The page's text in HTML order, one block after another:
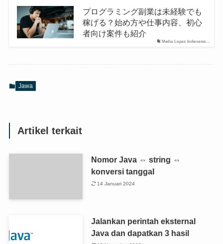
Media Lepas Indieverse…
プログラミング副業は未経験でも
稼げる？始め方や仕事内容、初心
者向け案件も紹介
Jawa
Artikel terkait
Nomor Java ⇔ string ⇔
konversi tanggal
14 Januari 2024
Jalankan perintah eksternal
Java dan dapatkan 3 hasil